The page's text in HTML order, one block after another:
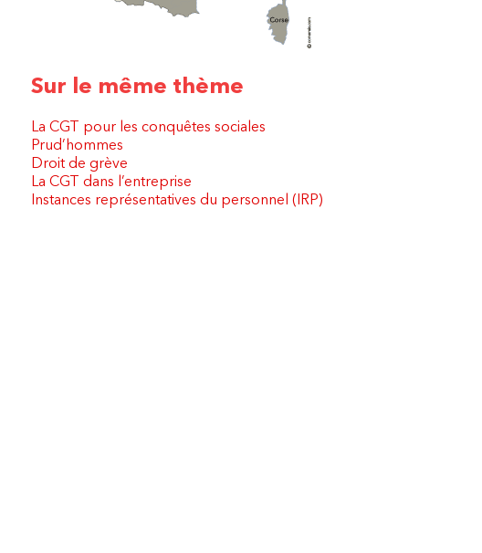
Sur le même thème
La CGT pour les conquêtes sociales
Prud’hommes
Droit de grève
La CGT dans l’entreprise
Instances représentatives du personnel (IRP)